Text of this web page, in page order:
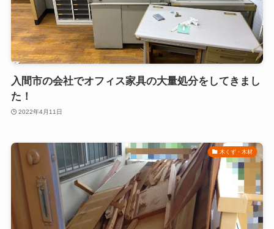
入間市の会社でオフィス家具の大量処分をしてきまし
た！
2022年4月11日
木くず・木材